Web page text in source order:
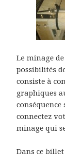
Le minage
possibilités
consiste à
graphiques
connectez
minage qui
Dans ce